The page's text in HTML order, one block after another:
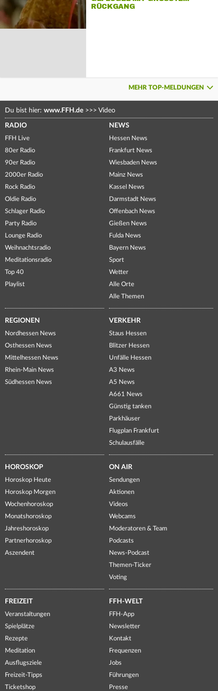
ÜCKGANG
MEHR TOP-MELDUNGEN
Du bist hier: www.FFH.de >>> Video
RADIO
FFH Live
80er Radio
90er Radio
2000er Radio
Rock Radio
Oldie Radio
Schlager Radio
Party Radio
Lounge Radio
Weihnachtsradio
Meditationsradio
Top 40
Playlist
NEWS
Hessen News
Frankfurt News
Wiesbaden News
Mainz News
Kassel News
Darmstadt News
Offenbach News
Gießen News
Fulda News
Bayern News
Sport
Wetter
Alle Orte
Alle Themen
REGIONEN
Nordhessen News
Osthessen News
Mittelhessen News
Rhein-Main News
Südhessen News
VERKEHR
Staus Hessen
Blitzer Hessen
Unfälle Hessen
A3 News
A5 News
A661 News
Günstig tanken
Parkhäuser
Flugplan Frankfurt
Schulausfälle
HOROSKOP
Horoskop Heute
Horoskop Morgen
Wochenhoroskop
Monatshoroskop
Jahreshoroskop
Partnerhoroskop
Aszendent
ON AIR
Sendungen
Aktionen
Videos
Webcams
Moderatoren & Team
Podcasts
News-Podcast
Themen-Ticker
Voting
FREIZEIT
Veranstaltungen
Spielplätze
Rezepte
Meditation
Ausflugsziele
Freizeit-Tipps
Ticketshop
FFH-WELT
FFH-App
Newsletter
Kontakt
Frequenzen
Jobs
Führungen
Presse